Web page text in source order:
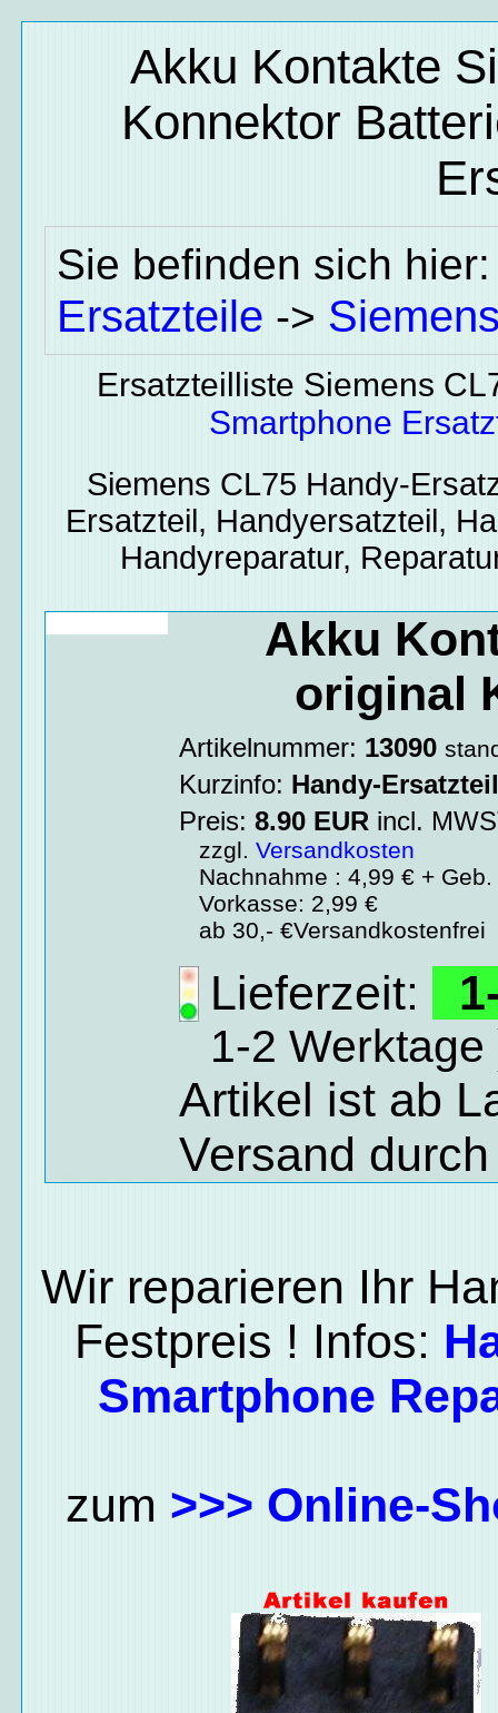
Akku Kontakte
Konnektor
Sie befinden sich
Ersatzteile ->
Ersatzteilliste Siemens
Smartphone
Siemens CL75 Handy-
Ersatzteil, Handyersatzteil,
Handyreparatur,
Akku
original
Artikelnummer: 13090
Kurzinfo: Handy-
Preis:8.90 EUR incl.
zzgl.Versandkosten
Nachnahme : 4,99 € + Geb.
Vorkasse: 2,99 €
ab 30,- €Versandkostenfrei
Lieferzeit:
1-2 Werktage
Artikel ist ab
Versand
Wir reparieren Ihr
Festpreis ! Infos:
Smartphone
zum >>> Online-